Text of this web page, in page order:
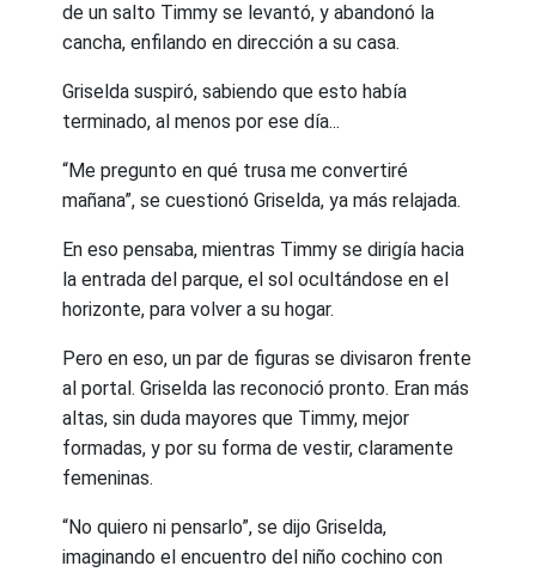
de un salto Timmy se levantó, y abandonó la
cancha, enfilando en dirección a su casa.
Griselda suspiró, sabiendo que esto había
terminado, al menos por ese día...
“Me pregunto en qué trusa me convertiré
mañana”, se cuestionó Griselda, ya más relajada.
En eso pensaba, mientras Timmy se dirigía hacia
la entrada del parque, el sol ocultándose en el
horizonte, para volver a su hogar.
Pero en eso, un par de figuras se divisaron frente
al portal. Griselda las reconoció pronto. Eran más
altas, sin duda mayores que Timmy, mejor
formadas, y por su forma de vestir, claramente
femeninas.
“No quiero ni pensarlo”, se dijo Griselda,
imaginando el encuentro del niño cochino con